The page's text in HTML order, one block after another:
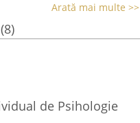
Arată mai multe >>
(8)
de Psihologie